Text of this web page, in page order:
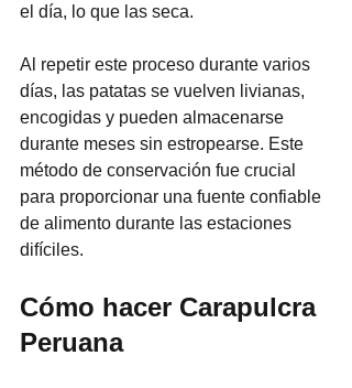
el día, lo que las seca.
Al repetir este proceso durante varios
días, las patatas se vuelven livianas,
encogidas y pueden almacenarse
durante meses sin estropearse. Este
método de conservación fue crucial
para proporcionar una fuente confiable
de alimento durante las estaciones
difíciles.
Cómo hacer Carapulcra
Peruana